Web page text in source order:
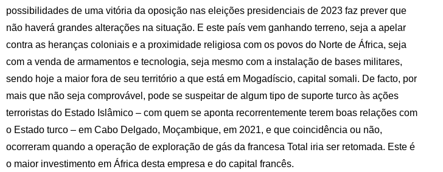
possibilidades de uma vitória da oposição nas eleições presidenciais de 2023 faz prever que
não haverá grandes alterações na situação. E este país vem ganhando terreno, seja a apelar
contra as heranças coloniais e a proximidade religiosa com os povos do Norte de África, seja
com a venda de armamentos e tecnologia, seja mesmo com a instalação de bases militares,
sendo hoje a maior fora de seu território a que está em Mogadíscio, capital somali. De facto, por
mais que não seja comprovável, pode se suspeitar de algum tipo de suporte turco às ações
terroristas do Estado Islâmico – com quem se aponta recorrentemente terem boas relações com
o Estado turco – em Cabo Delgado, Moçambique, em 2021, e que coincidência ou não,
ocorreram quando a operação de exploração de gás da francesa Total iria ser retomada. Este é
o maior investimento em África desta empresa e do capital francês.